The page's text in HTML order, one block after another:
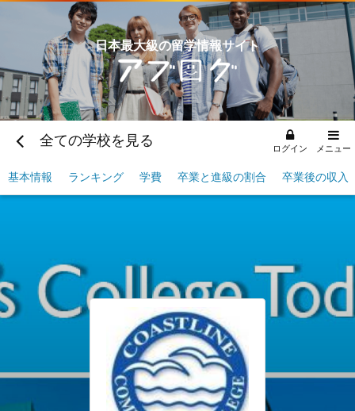
日本最大級の留学情報サイト
全ての学校を見る ログイン メニュー
基本情報 ランキング 学費 卒業と進級の割合 卒業後の収入